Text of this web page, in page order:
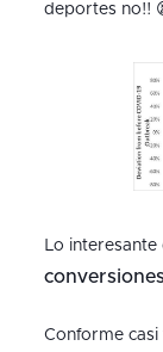
deportes no!!
Lo interesante
conversiones
Conforme